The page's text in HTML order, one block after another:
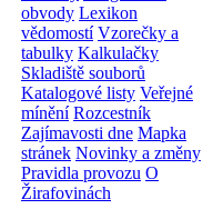
obvody Lexikon
vědomostí Vzorečky a
tabulky Kalkulačky
Skladiště souborů
Katalogové listy Veřejné
mínění Rozcestník
Zajímavosti dne Mapka
stránek Novinky a změny
Pravidla provozu O
Žirafovinách